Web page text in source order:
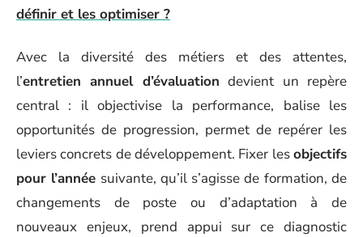
définir et les optimiser ?
Avec la diversité des métiers et des attentes,
l’entretien annuel d’évaluation devient un repère
central : il objectivise la performance, balise les
opportunités de progression, permet de repérer les
leviers concrets de développement. Fixer lesobjectifs
pour l’année suivante, qu’il s’agisse de formation, de
changements de poste ou d’adaptation à de
nouveaux enjeux, prend appui sur ce diagnostic